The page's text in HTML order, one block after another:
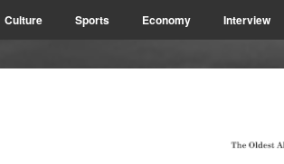
Culture Sports Economy Interview